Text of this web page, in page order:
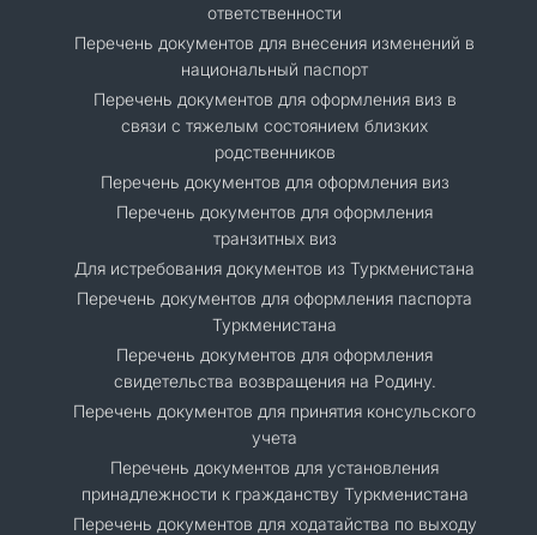
ответственности
Перечень документов для внесения изменений в
национальный паспорт
Перечень документов для оформления виз в
связи с тяжелым состоянием близких
родственников
Перечень документов для оформления виз
Перечень документов для оформления
транзитных виз
Для истребования документов из Туркменистана
Перечень документов для оформления паспорта
Туркменистана
Перечень документов для оформления
свидетельства возвращения на Родину.
Перечень документов для принятия консульского
учета
Перечень документов для установления
принадлежности к гражданству Туркменистана
Перечень документов для ходатайства по выходу